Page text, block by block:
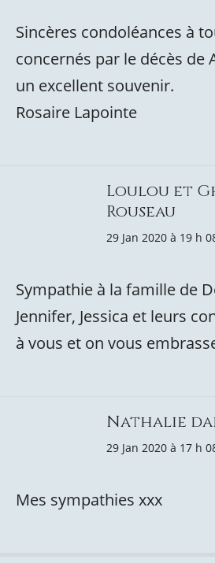
Sincères condoléances à
concernés par le décès de
un excellent souvenir.
Rosaire Lapointe
Loulou et
Rouseau
29 Jan 2020 à 19 h
Sympathie à la famille de
Jennifer, Jessica et leurs
à vous et on vous
Nathalie
29 Jan 2020 à 17 h
Mes sympathies xxx